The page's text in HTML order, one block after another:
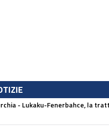
- Lukaku-Fenerbahce, la